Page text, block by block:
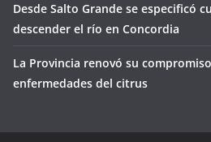
Desde Salto Grande se especificó
descender el río en Concordia
La Provincia renovó su
enfermedades del citrus